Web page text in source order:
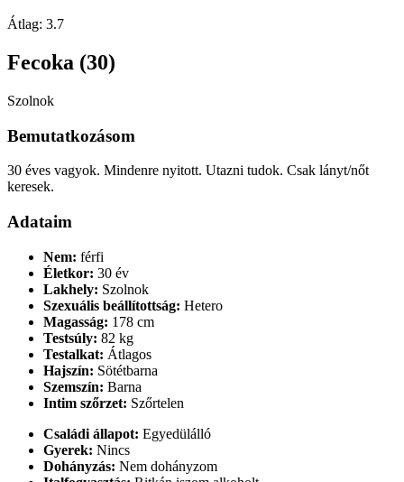
Átlag: 3.7
Fecoka (30)
Szolnok
Bemutatkozásom
30 éves vagyok. Mindenre nyitott. Utazni tudok. Csak lányt/nőt
keresek.
Adataim
Nem: férfi
Életkor: 30 év
Lakhely: Szolnok
Szexuális beállítottság: Hetero
Magasság: 178 cm
Testsúly: 82 kg
Testalkat: Átlagos
Hajszín: Sötétbarna
Szemszín: Barna
Intim szőrzet: Szőrtelen
Családi állapot: Egyedülálló
Gyerek: Nincs
Dohányzás: Nem dohányzom